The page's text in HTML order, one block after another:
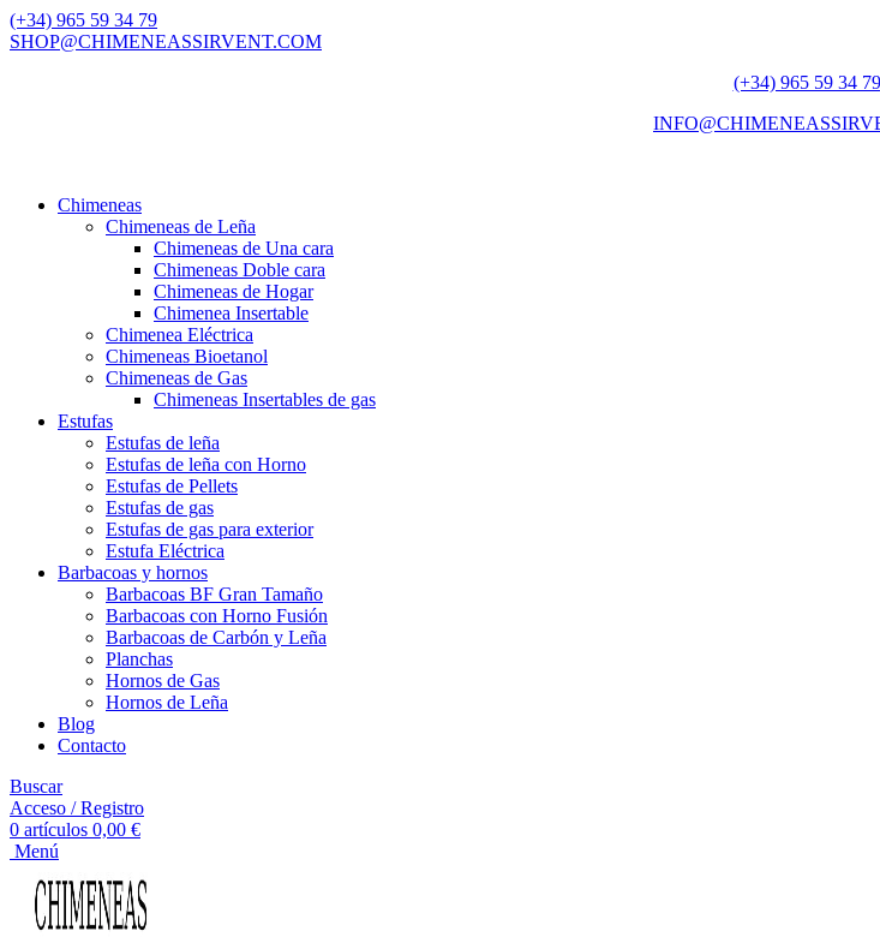
(+34) 965 59 34 79
SHOP@CHIMENEASSIRVENT.COM
(+34) 965 59 34 79
Chimeneas
Chimeneas de Leña
Chimeneas de Una cara
Chimeneas Doble cara
Chimeneas de Hogar
Chimenea Insertable
Chimenea Eléctrica
Chimeneas Bioetanol
Chimeneas de Gas
Chimeneas Insertables de gas
Estufas
Estufas de leña
Estufas de leña con Horno
Estufas de Pellets
Estufas de gas
Estufas de gas para exterior
Estufa Eléctrica
Barbacoas y hornos
Barbacoas BF Gran Tamaño
Barbacoas con Horno Fusión
Barbacoas de Carbón y Leña
Planchas
Hornos de Gas
Hornos de Leña
Blog
Contacto
Buscar
Acceso / Registro
0 artículos 0,00 €
Menú